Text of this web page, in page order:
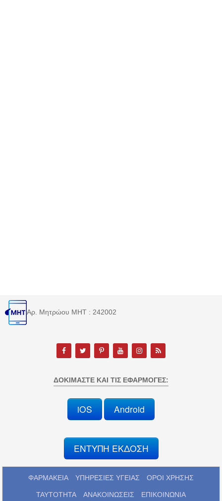
Αρ. Μητρώου MHT : 242002
ΔΟΚΙΜΆΣΤΕ ΚΑΙ ΤΙΣ ΕΦΑΡΜΟΓΈΣ:
iOS Android
ΕΝΤΥΠΗ ΕΚΔΟΣΗ
ΦΑΡΜΑΚΕΙΑ ΥΠΗΡΕΣΙΕΣ ΥΓΕΙΑΣ ΟΡΟΙ ΧΡΗΣΗΣ
ΤΑΥΤΟΤΗΤΑ ΑΝΑΚΟΙΝΩΣΕΙΣ ΕΠΙΚΟΙΝΩΝΙΑ